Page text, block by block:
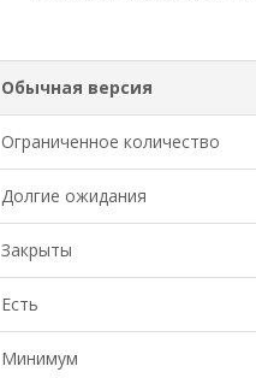
Обычная версия
Ограниченное количество
Долгие ожидания
Закрыты
Есть
Минимум